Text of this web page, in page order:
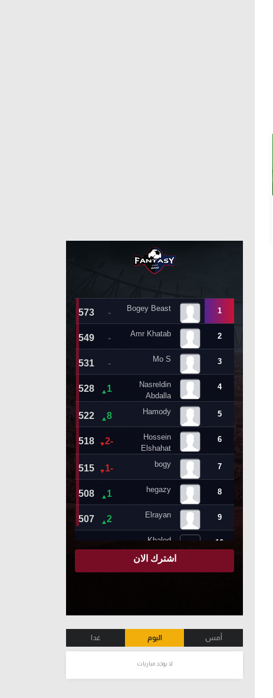
أمس اليوم غدا
لا يوجد مباريات